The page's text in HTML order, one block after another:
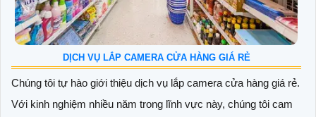
DỊCH VỤ LẮP CAMERA CỬA HÀNG GIÁ RẺ
Chúng tôi tự hào giới thiệu dịch vụ lắp camera cửa hàng giá rẻ.
Với kinh nghiệm nhiều năm trong lĩnh vực này, chúng tôi cam